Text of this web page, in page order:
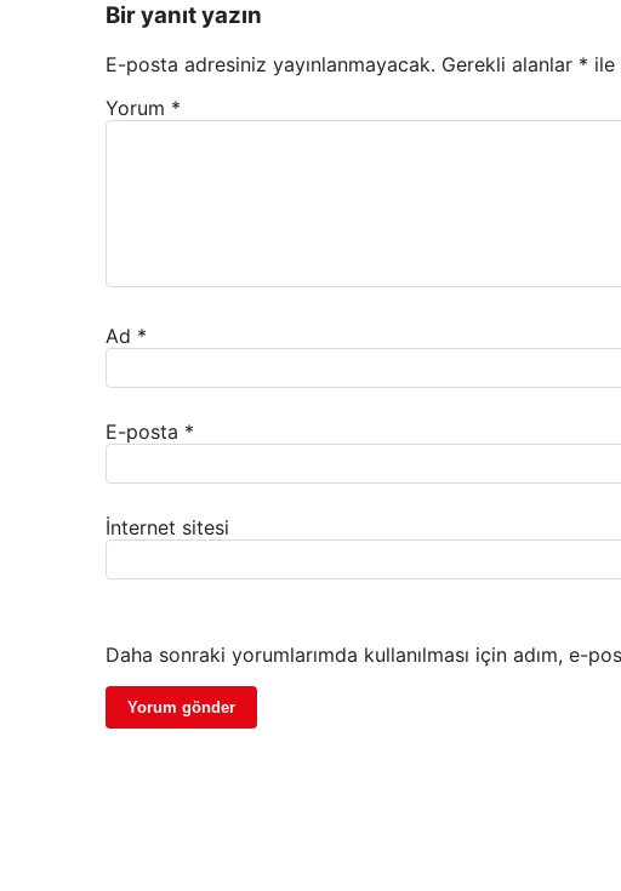
Bir yanıt yazın
E-posta adresiniz yayınlanmayacak. Gerekli alanlar * ile
Yorum *
Ad *
E-posta *
İnternet sitesi
Daha sonraki yorumlarımda kullanılması için adım, e-